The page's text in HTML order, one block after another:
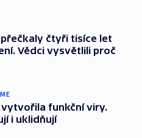
čtyři tisíce let
Vědci vysvětlili proč
vytvořila funkční viry.
i uklidňují